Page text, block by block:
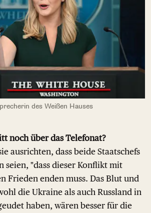
des Weißen Hauses
noch über das Telefonat?
ausrichten, dass beide Staatschefs
seien, "dass dieser Konflikt mit
Frieden enden muss. Das Blut und
die Ukraine als auch Russland in
haben, wären besser für die